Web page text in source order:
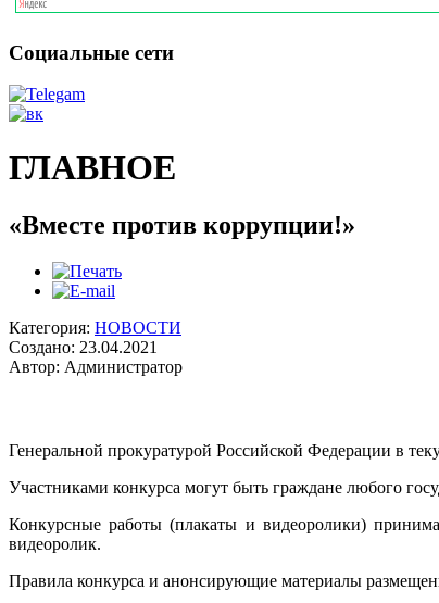
Социальные сети
ГЛАВНОЕ
«Вместе против коррупции!»
Категория: НОВОСТИ
Создано: 23.04.2021
Автор: Администратор
Генеральной прокуратурой Российской Федерации в
Участниками конкурса могут быть граждане любого
Конкурсные работы (плакаты и видеоролики)
видеоролик.
Правила конкурса и анонсирующие материалы